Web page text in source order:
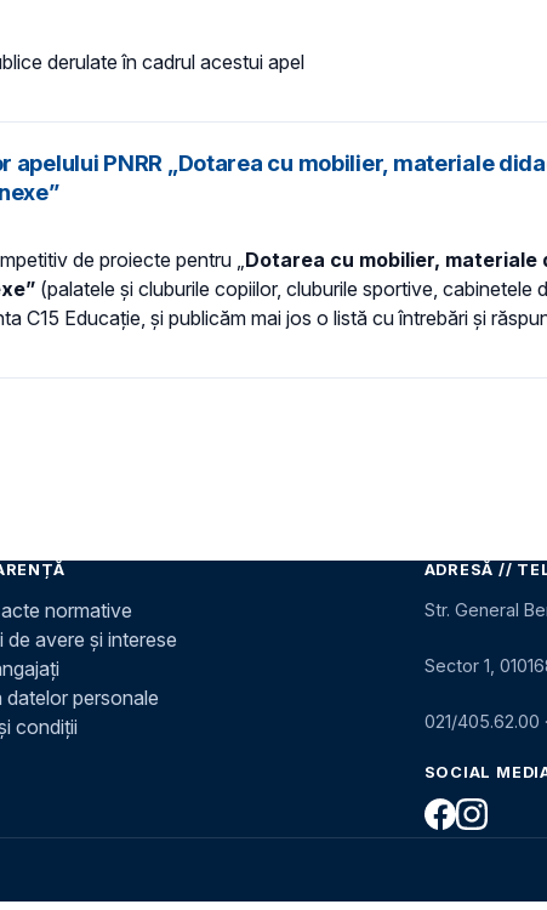
derulate în cadrul acestui apel
PNRR „Dotarea cu mobilier, materiale
de proiecte pentru „Dotarea cu mobilier,
(palatele și cluburile copiilor, cluburile sportive, cabinetele
C15 Educație, și publicăm mai jos o listă cu întrebări și
normative
de avere și interese
datelor personale
condiții
ADRESĂ //
Str. General
Sector 1,
021/405.62.00 ·
SOCIAL